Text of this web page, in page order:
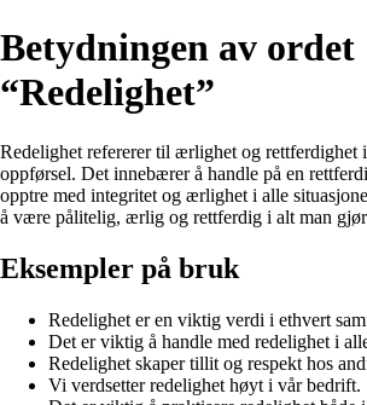
Betydningen av ordet
“Redelighet”
Redelighet refererer til ærlighet og rettferdighet
oppførsel. Det innebærer å handle på en
opptre med integritet og ærlighet i alle
å være pålitelig, ærlig og rettferdig i alt man
Eksempler på bruk
Redelighet er en viktig verdi i ethvert
Det er viktig å handle med redelighet i
Redelighet skaper tillit og respekt hos
Vi verdsetter redelighet høyt i vår bedrift.